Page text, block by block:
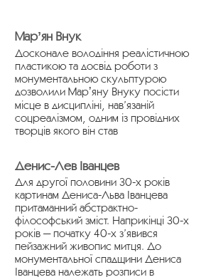
Марʼян Внук
Досконале володіння реалістичною
пластикою та досвід роботи з
монументальною скульптурою
дозволили Марʼяну Внуку посісти
місце в дисципліні, нав’язаній
соцреалізмом, одним із провідних
творців якого він став
Денис-Лев Іванцев
Для другої половини 30-х років
картинам Дениса-Льва Іванцева
притаманний абстрактно-
філософський зміст. Наприкінці 30-х
років — початку 40-х з’явився
пейзажний живопис митця. До
монументальної спадщини Дениса
Іванцева належать розписи в